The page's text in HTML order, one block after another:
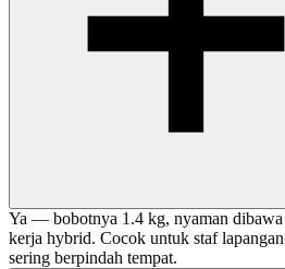
Ya — bobotnya 1.4 kg, nyaman dibawa
kerja hybrid. Cocok untuk staf
sering berpindah tempat.